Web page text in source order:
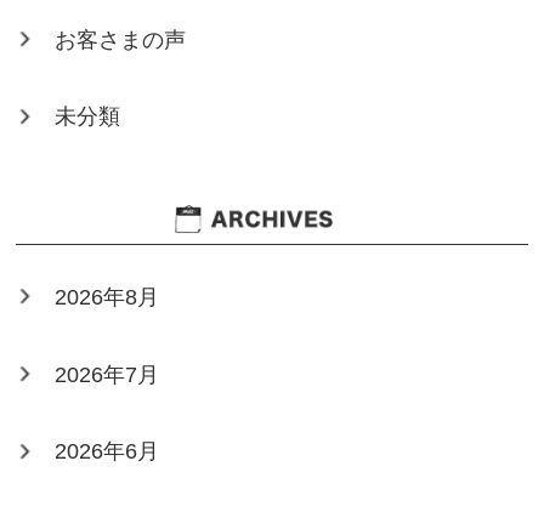
お客さまの声
未分類
2026年8月
2026年7月
2026年6月